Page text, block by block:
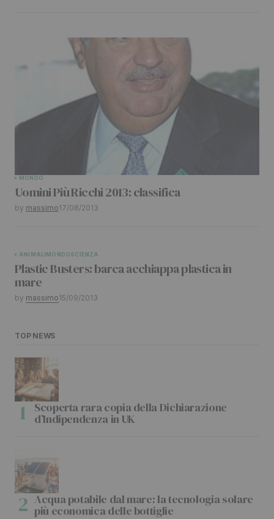
MONDO
Uomini Più Ricchi 2013: classifica
by massimo17/08/2013
ANIMALI MONDOSCIENZA
Plastic Busters: barca acchiappa plastica in
mare
by massimo15/09/2013
TOP NEWS
Scoperta rara copia della Dichiarazione
d’Indipendenza in UK
Acqua potabile dal mare: la tecnologia solare
più economica delle bottiglie